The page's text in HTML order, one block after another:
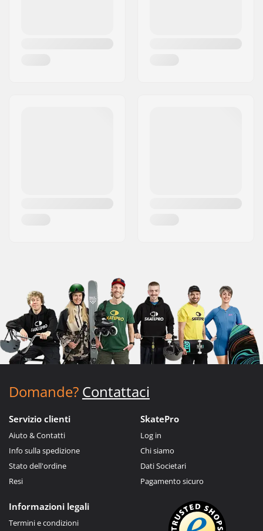
Domande? Contattaci
Servizio clienti
Aiuto & Contatti
Info sulla spedizione
Stato dell'ordine
Resi
SkatePro
Log in
Chi siamo
Dati Societari
Pagamento sicuro
Informazioni legali
Termini e condizioni